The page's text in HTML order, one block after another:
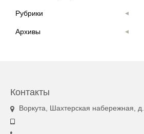
Рубрики
Архивы
Контакты
Воркута, Шахтерская набережная, д.